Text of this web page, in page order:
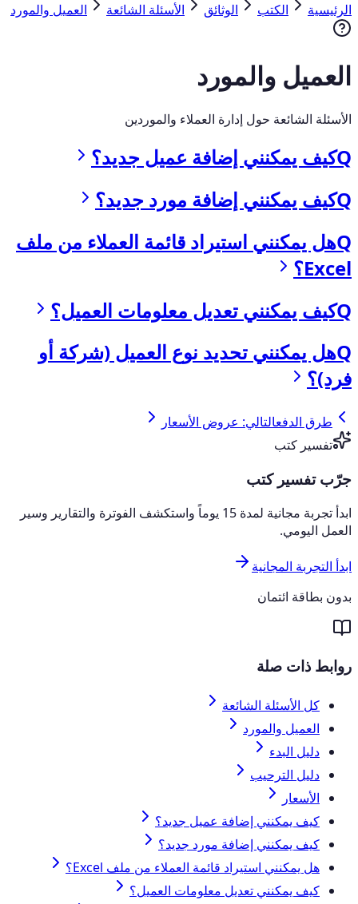
الرئيسية الكتب الوثائق الأسئلة الشائعة العميل والمورد
العميل والمورد
الأسئلة الشائعة حول إدارة العملاء والموردين
Qكيف يمكنني إضافة عميل جديد؟
Qكيف يمكنني إضافة مورد جديد؟
Qهل يمكنني استيراد قائمة العملاء من ملف
Excel؟
Qكيف يمكنني تعديل معلومات العميل؟
Qهل يمكنني تحديد نوع العميل (شركة أو
فرد)؟
طرق الدفعالتالي: عروض الأسعار
تفسير كتب
جرّب تفسير كتب
ابدأ تجربة مجانية لمدة 15 يوماً واستكشف الفوترة والتقارير وسير
العمل اليومي.
ابدأ التجربة المجانية
بدون بطاقة ائتمان
روابط ذات صلة
كل الأسئلة الشائعة
العميل والمورد
دليل البدء
دليل الترحيب
الأسعار
كيف يمكنني إضافة عميل جديد؟
كيف يمكنني إضافة مورد جديد؟
هل يمكنني استيراد قائمة العملاء من ملف Excel؟
كيف يمكنني تعديل معلومات العميل؟